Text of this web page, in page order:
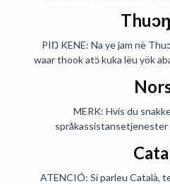
PIŊ KENE: Na ye jam në
waar thook atɔ̈ kuka lëu yök
MERK: Hvis du
ATENCIÓ: Si parleu Català,